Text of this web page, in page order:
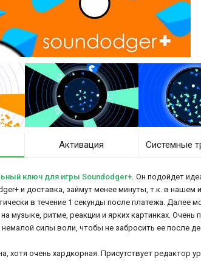
Активация Системные
ключ для игры Soundodger+. Он подойдет
и доставка, займут менее минуты, т.к. в нашем
в течение 1 секунды после платежа. Далее
на музыке, ритме, реакции и ярких картинках.
силы воли, чтобы не забросить ее после
хотя очень хардкорная. Присутствует